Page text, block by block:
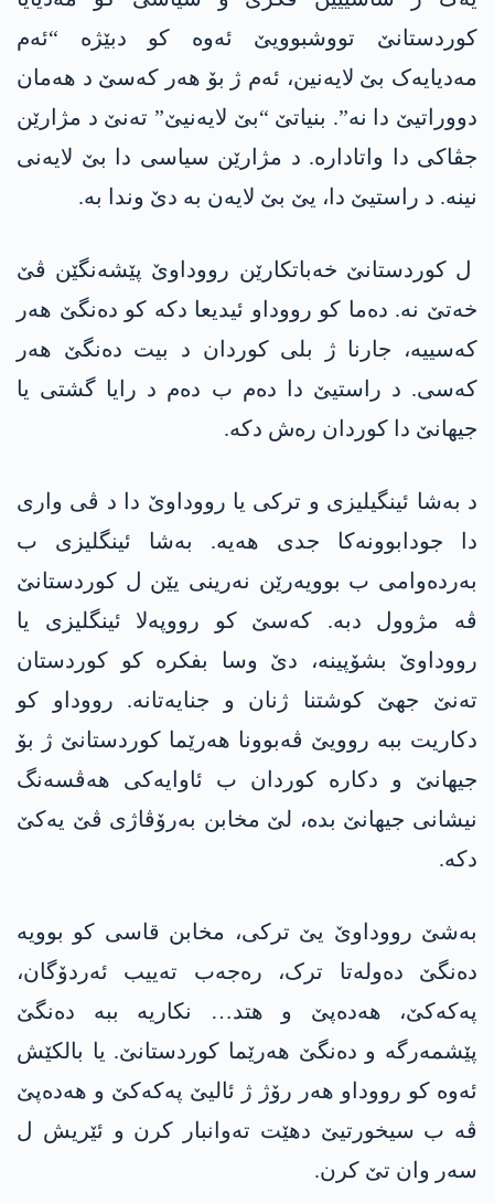
کوردستانێ تووشبوویێ ئەوە کو دبێژە “ئەم
مەدیایەک بێ لایەنین، ئەم ژ بۆ ھەر کەسێ د ھەمان
دووراتیێ دا نە”. بنیاتێ “بێ لایەنیێ” تەنێ د مژارێن
جڤاکی دا واتادارە. د مژارێن سیاسی دا بێ لایەنی
نینە. د راستیێ دا، یێ بێ لایەن بە دێ وندا بە.
ل کوردستانێ خەباتکارێن رووداوێ پێشەنگێن ڤێ
خەتێ نە. دەما کو رووداو ئیدیعا دکە کو دەنگێ ھەر
کەسییە، جارنا ژ بلی کوردان د بیت دەنگێ ھەر
کەسی. د راستیێ دا دەم ب دەم د رایا گشتی یا
جیھانێ دا کوردان رەش دکە.
د بەشا ئینگیلیزی و ترکی یا رووداوێ دا د ڤی واری
دا جودابوونەکا جدی ھەیە. بەشا ئینگلیزی ب
بەردەوامی ب بوویەرێن نەرینی یێن ل کوردستانێ
ڤە مژوول دبە. کەسێ کو رووپەلا ئینگلیزی یا
رووداوێ بشۆپینە، دێ وسا بفکرە کو کوردستان
تەنێ جھێ کوشتنا ژنان و جنایەتانە. رووداو کو
دکاریت ببە روویێ ڤەبوونا ھەرێما کوردستانێ ژ بۆ
جیھانێ و دکارە کوردان ب ئاوایەکی ھەڤسەنگ
نیشانی جیھانێ بدە، لێ مخابن بەرۆڤاژی ڤێ یەکێ
دکە.
بەشێ رووداوێ یێ ترکی، مخابن قاسی کو بوویە
دەنگێ دەولەتا ترک، رەجەب تەییب ئەردۆگان،
پەکەکێ، ھەدەپێ و هتد… نکاریە ببە دەنگێ
پێشمەرگە و دەنگێ ھەرێما کوردستانێ. یا بالکێش
ئەوە کو رووداو ھەر رۆژ ژ ئالیێ پەکەکێ و ھەدەپێ
ڤە ب سیخورتیێ دهێت تەوانبار کرن و ئێریش ل
سەر وان تێ کرن.